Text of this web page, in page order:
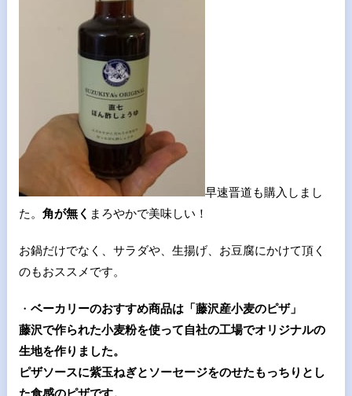
早速晋道も購入しまし
た。 角が無く まろやかで美味しい！
お鍋だけでなく、サラダや、生揚げ、お豆腐にかけて頂く
のもおススメです。
・ ベーカリーのおすすめ商品は「藤沢産小麦のピザ」
藤沢で作られた小麦粉を使って自社の工場でオリジナルの
生地を作りました。
ピザソースに紫玉ねぎとソーセージをのせたもっちりとし
た食感のピザです。